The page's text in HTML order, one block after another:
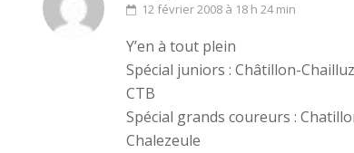
12 février 2008 à 18 h 24 min
Y’en à tout plein
Spécial juniors : Châtillon-
CTB
Spécial grands coureurs :
Chalezeule